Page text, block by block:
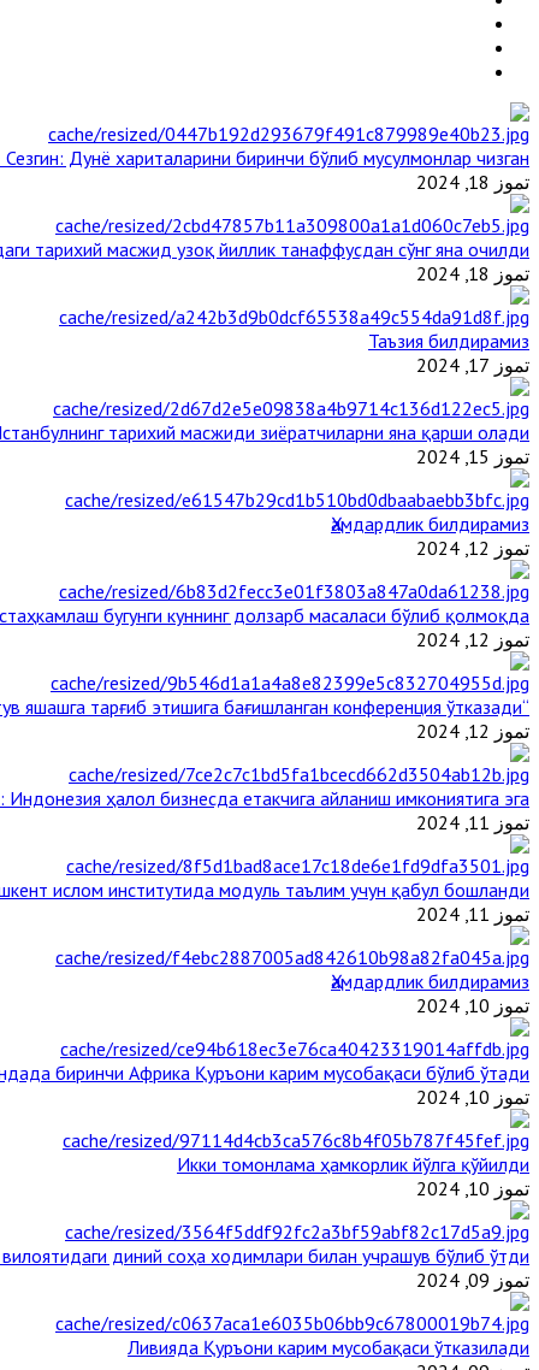
Дунё хариталарини биринчи бўлиб мусулмонлар чизган
تموز 18, 2024
тарихий масжид узоқ йиллик танаффусдан сўнг яна очилди
تموز 18, 2024
Таъзия билдирамиз
تموز 17, 2024
тарихий масжиди зиёратчиларни яна қарши олади
تموز 15, 2024
Ҳамдардлик билдирамиз
تموز 12, 2024
бугунги куннинг долзарб масаласи бўлиб қолмоқда
تموز 12, 2024
“Ал-Азҳар” Таиландда динларнинг тинч-тотув яшашга тарғиб этишига бағишланган конференция ўтказади
تموز 12, 2024
ҳалол бизнесда етакчига айланиш имкониятига эга
تموز 11, 2024
ислом институтида модуль таълим учун қабул бошланди
تموز 11, 2024
Ҳамдардлик билдирамиз
تموز 10, 2024
биринчи Aфрика Қуръони карим мусобақаси бўлиб ўтади
تموز 10, 2024
Икки томонлама ҳамкорлик йўлга қўйилди
تموز 10, 2024
диний соҳа ходимлари билан учрашув бўлиб ўтди
تموز 09, 2024
Ливияда Қуръони карим мусобақаси ўтказилади